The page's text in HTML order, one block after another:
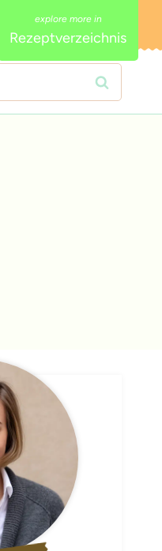
Rezeptverzeichnis